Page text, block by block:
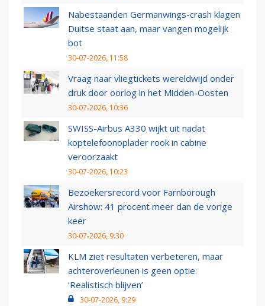
Nabestaanden Germanwings-crash klagen
Duitse staat aan, maar vangen mogelijk
bot
30-07-2026, 11:58
Vraag naar vliegtickets wereldwijd onder
druk door oorlog in het Midden-Oosten
30-07-2026, 10:36
SWISS-Airbus A330 wijkt uit nadat
koptelefoonoplader rook in cabine
veroorzaakt
30-07-2026, 10:23
Bezoekersrecord voor Farnborough
Airshow: 41 procent meer dan de vorige
keer
30-07-2026, 9:30
KLM ziet resultaten verbeteren, maar
achteroverleunen is geen optie:
‘Realistisch blijven’
30-07-2026, 9:29